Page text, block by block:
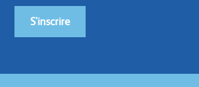
S'inscrire